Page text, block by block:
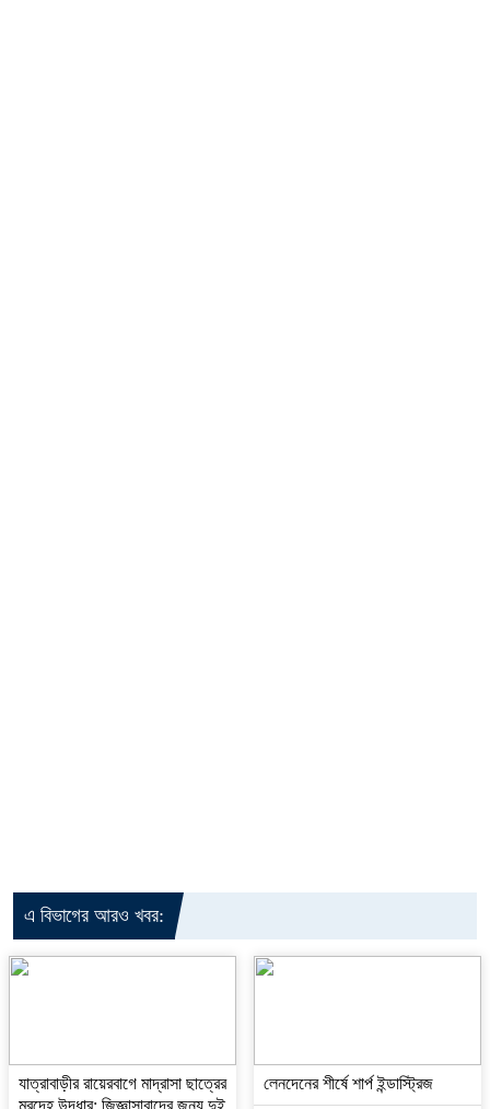
এ বিভাগের আরও খবর:
যাত্রাবাড়ীর রায়েরবাগে মাদ্রাসা ছাত্রের
মরদেহ উদ্ধার: জিজ্ঞাসাবাদের জন্য দুই
লেনদেনের শীর্ষে শার্প ইন্ডাস্ট্রিজ